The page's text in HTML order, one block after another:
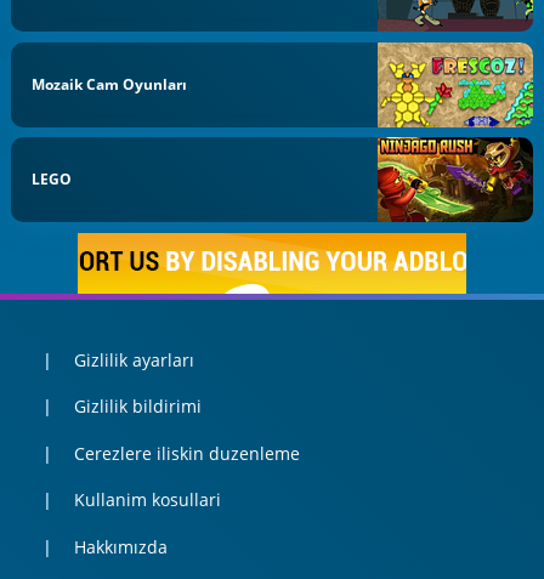
Mozaik Cam Oyunları
LEGO
Gizlilik ayarları
Gizlilik bildirimi
Cerezlere iliskin duzenleme
Kullanim kosullari
Hakkımızda